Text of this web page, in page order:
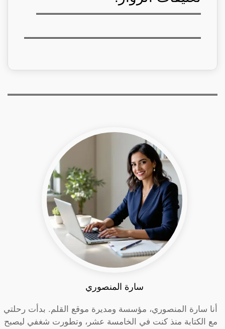
سارة المنصوري
أنا سارة المنصوري، مؤسسة ومديرة موقع القلم. بدأت رحلتي
مع الكتابة منذ كنت في الخامسة عشر، وتطورت شغفي ليصبح